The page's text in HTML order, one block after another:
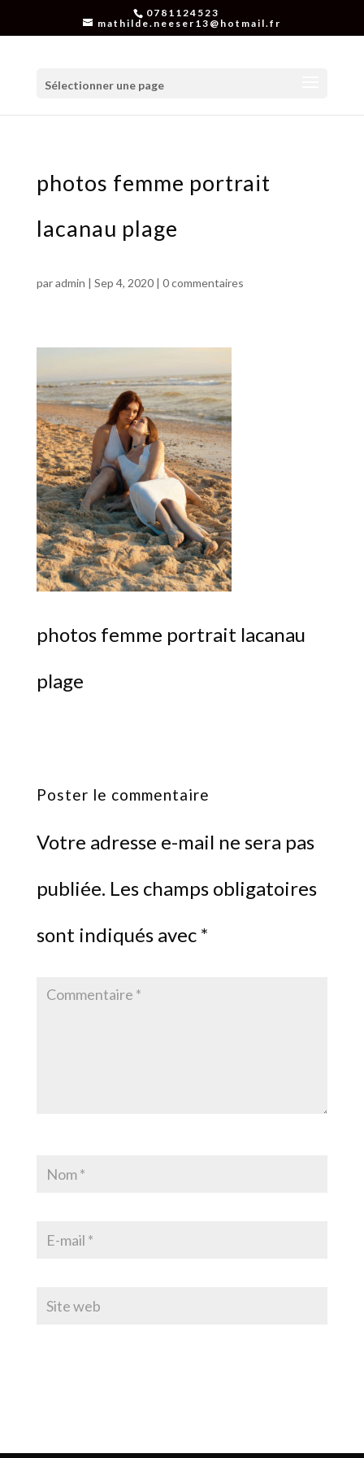
0781124523
mathilde.neeser13@hotmail.fr
Sélectionner une page
photos femme portrait
lacanau plage
paradmin | Sep 4, 2020| 0 commentaires
photos femme portrait lacanau
plage
Poster le commentaire
Votre adresse e-mail ne sera pas
publiée. Les champs obligatoires
sont indiqués avec *